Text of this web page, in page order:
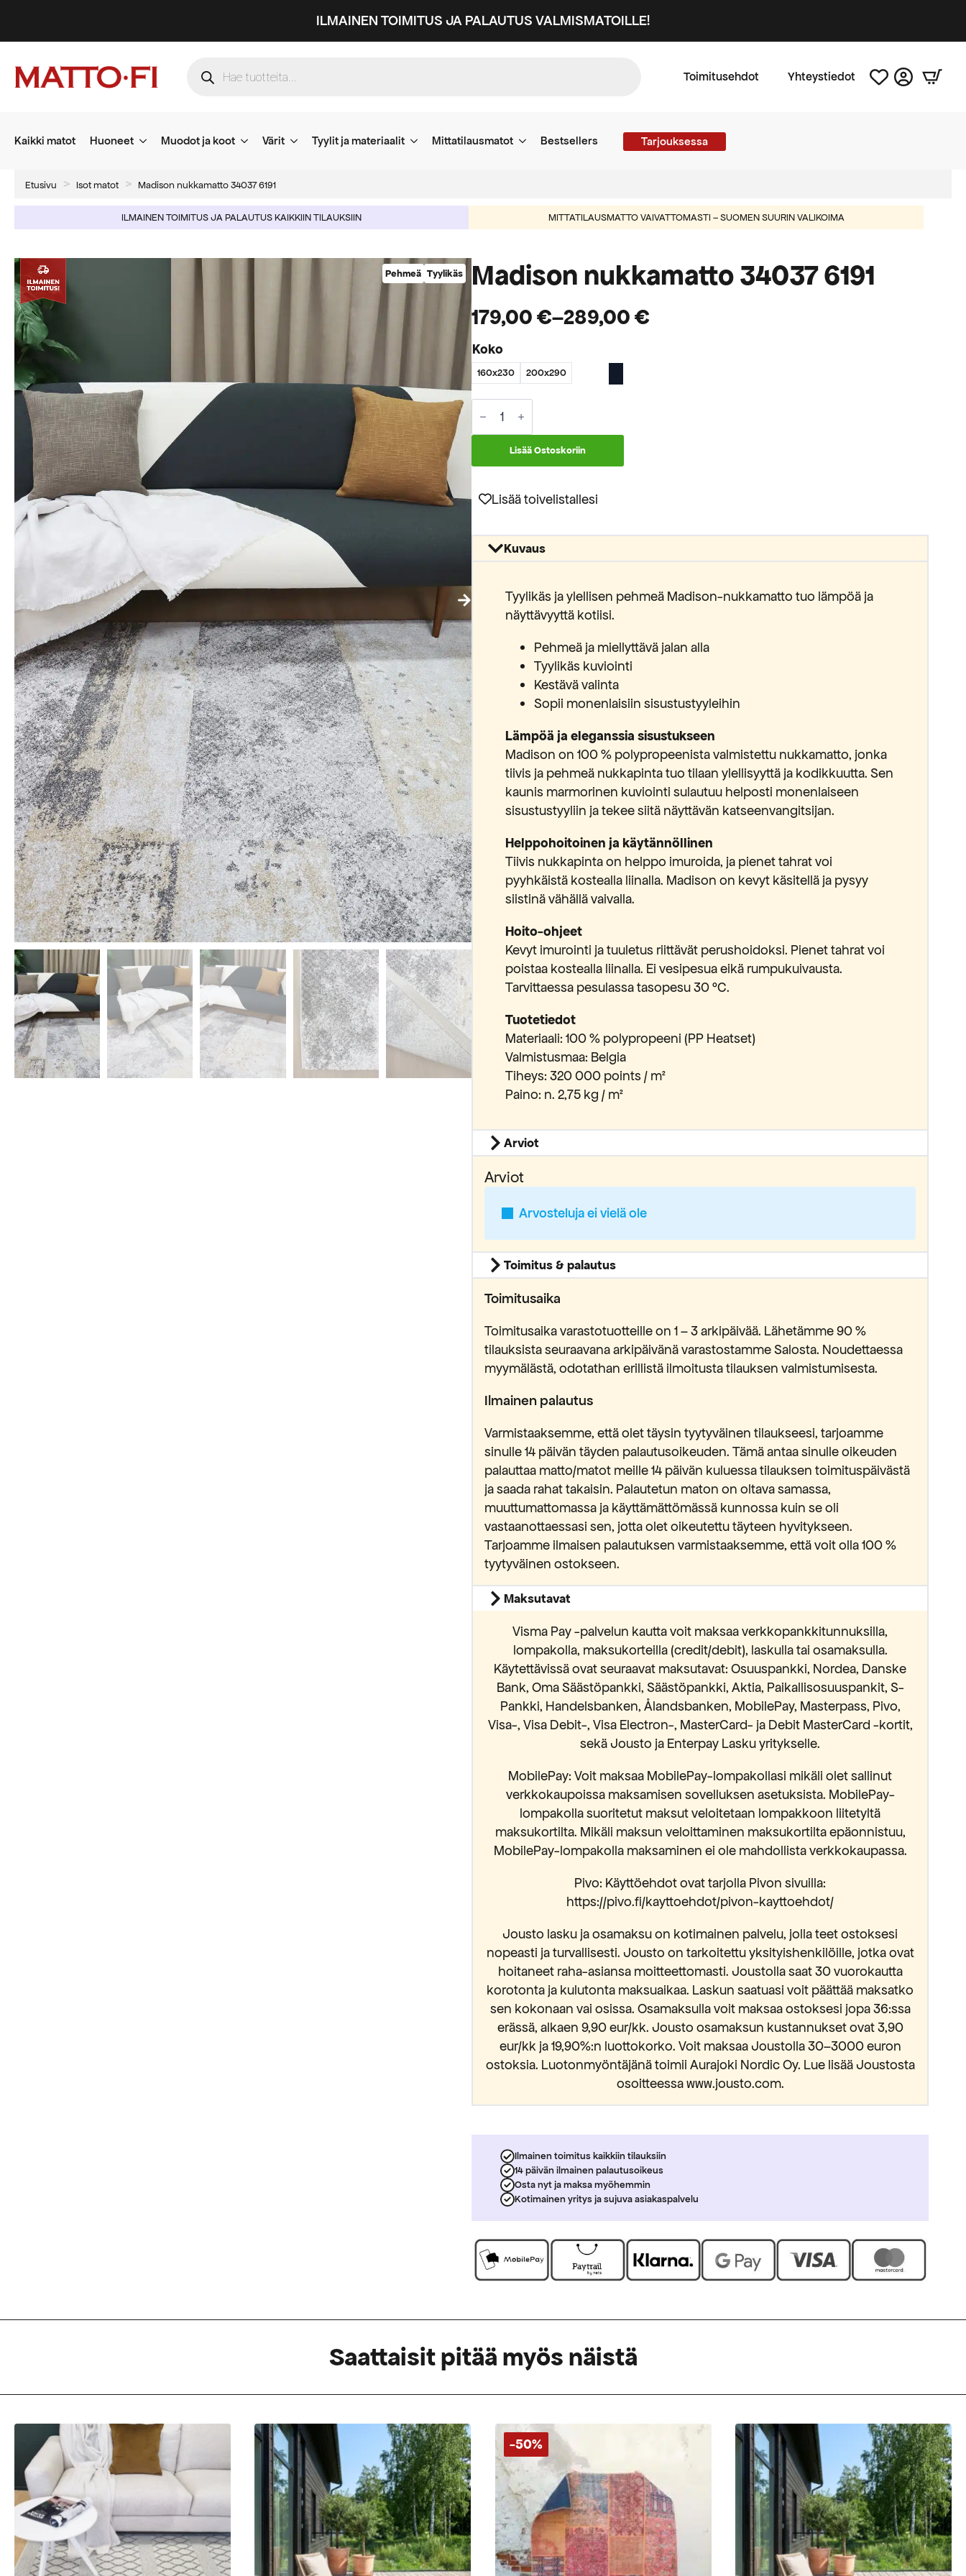
ILMAINEN TOIMITUS JA PALAUTUS VALMISMATOILLE!
search
Toimitusehdot Yhteystiedot
Kaikki matot Huoneet Muodot ja koot Värit Tyylit ja materiaalit Mittatilausmatot Bestsellers Tarjouksessa
Etusivu Isot matot Madison nukkamatto 34037 6191
ILMAINEN TOIMITUS JA PALAUTUS KAIKKIIN TILAUKSIIN MITTATILAUSMATTO VAIVATTOMASTI – SUOMEN SUURIN VALIKOIMA
Pehmeä Tyylikäs Madison nukkamatto 34037 6191
179,00€–289,00€
Hintaluokka:
179,00 €
-
289,00 €
Koko
160x230 200x290
Madison
nukkamatto
34037
Lisää Ostoskoriin
Lisää toivelistallesi
Kuvaus
Tyylikäs ja ylellisen pehmeä Madison-nukkamatto tuo lämpöä ja
näyttävyyttä kotiisi.
Pehmeä ja miellyttävä jalan alla
Tyylikäs kuviointi
Kestävä valinta
Sopii monenlaisiin sisustustyyleihin
Lämpöä ja eleganssia sisustukseen
Madison on 100 % polypropeenista valmistettu nukkamatto, jonka
tiivis ja pehmeä nukkapinta tuo tilaan ylellisyyttä ja kodikkuutta. Sen
kaunis marmorinen kuviointi sulautuu helposti monenlaiseen
sisustustyyliin ja tekee siitä näyttävän katseenvangitsijan.
Helppohoitoinen ja käytännöllinen
Tiivis nukkapinta on helppo imuroida, ja pienet tahrat voi
pyyhkäistä kostealla liinalla. Madison on kevyt käsitellä ja pysyy
siistinä vähällä vaivalla.
Hoito-ohjeet
Kevyt imurointi ja tuuletus riittävät perushoidoksi. Pienet tahrat voi
poistaa kostealla liinalla. Ei vesipesua eikä rumpukuivausta.
Tarvittaessa pesulassa tasopesu 30 °C.
Tuotetiedot
Materiaali: 100 % polypropeeni (PP Heatset)
Valmistusmaa: Belgia
Tiheys: 320 000 points / m²
Paino: n. 2,75 kg / m²
Arviot
Arviot
Arvosteluja ei vielä ole
Toimitus & palautus
Toimitusaika
Toimitusaika varastotuotteille on 1 – 3 arkipäivää. Lähetämme 90 %
tilauksista seuraavana arkipäivänä varastostamme Salosta. Noudettaessa
myymälästä, odotathan erillistä ilmoitusta tilauksen valmistumisesta.
Ilmainen palautus
Varmistaaksemme, että olet täysin tyytyväinen tilaukseesi, tarjoamme
sinulle 14 päivän täyden palautusoikeuden. Tämä antaa sinulle oikeuden
palauttaa matto/matot meille 14 päivän kuluessa tilauksen toimituspäivästä
ja saada rahat takaisin. Palautetun maton on oltava samassa,
muuttumattomassa ja käyttämättömässä kunnossa kuin se oli
vastaanottaessasi sen, jotta olet oikeutettu täyteen hyvitykseen.
Tarjoamme ilmaisen palautuksen varmistaaksemme, että voit olla 100 %
tyytyväinen ostokseen.
Maksutavat
Visma Pay -palvelun kautta voit maksaa verkkopankkitunnuksilla,
lompakolla, maksukorteilla (credit/debit), laskulla tai osamaksulla.
Käytettävissä ovat seuraavat maksutavat: Osuuspankki, Nordea, Danske
Bank, Oma Säästöpankki, Säästöpankki, Aktia, Paikallisosuuspankit, S-
Pankki, Handelsbanken, Ålandsbanken, MobilePay, Masterpass, Pivo,
Visa-, Visa Debit-, Visa Electron-, MasterCard- ja Debit MasterCard -kortit,
sekä Jousto ja Enterpay Lasku yritykselle.
MobilePay: Voit maksaa MobilePay-lompakollasi mikäli olet sallinut
verkkokaupoissa maksamisen sovelluksen asetuksista. MobilePay-
lompakolla suoritetut maksut veloitetaan lompakkoon liitetyltä
maksukortilta. Mikäli maksun veloittaminen maksukortilta epäonnistuu,
MobilePay-lompakolla maksaminen ei ole mahdollista verkkokaupassa.
Pivo: Käyttöehdot ovat tarjolla Pivon sivuilla:
https://pivo.fi/kayttoehdot/pivon-kayttoehdot/
Jousto lasku ja osamaksu on kotimainen palvelu, jolla teet ostoksesi
nopeasti ja turvallisesti. Jousto on tarkoitettu yksityishenkilöille, jotka ovat
hoitaneet raha-asiansa moitteettomasti. Joustolla saat 30 vuorokautta
korotonta ja kulutonta maksuaikaa. Laskun saatuasi voit päättää maksatko
sen kokonaan vai osissa. Osamaksulla voit maksaa ostoksesi jopa 36:ssa
erässä, alkaen 9,90 eur/kk. Jousto osamaksun kustannukset ovat 3,90
eur/kk ja 19,90%:n luottokorko. Voit maksaa Joustolla 30–3000 euron
ostoksia. Luotonmyöntäjänä toimii Aurajoki Nordic Oy. Lue lisää Joustosta
osoitteessa www.jousto.com.
Ilmainen toimitus kaikkiin tilauksiin
14 päivän ilmainen palautusoikeus
Osta nyt ja maksa myöhemmin
Kotimainen yritys ja sujuva asiakaspalvelu
Saattaisit pitää myös näistä
-50%